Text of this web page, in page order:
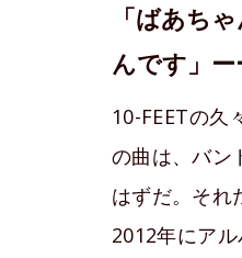
「ばあち
んです」
10-FEETの久
の曲は、バン
はずだ。それ
2012年にア